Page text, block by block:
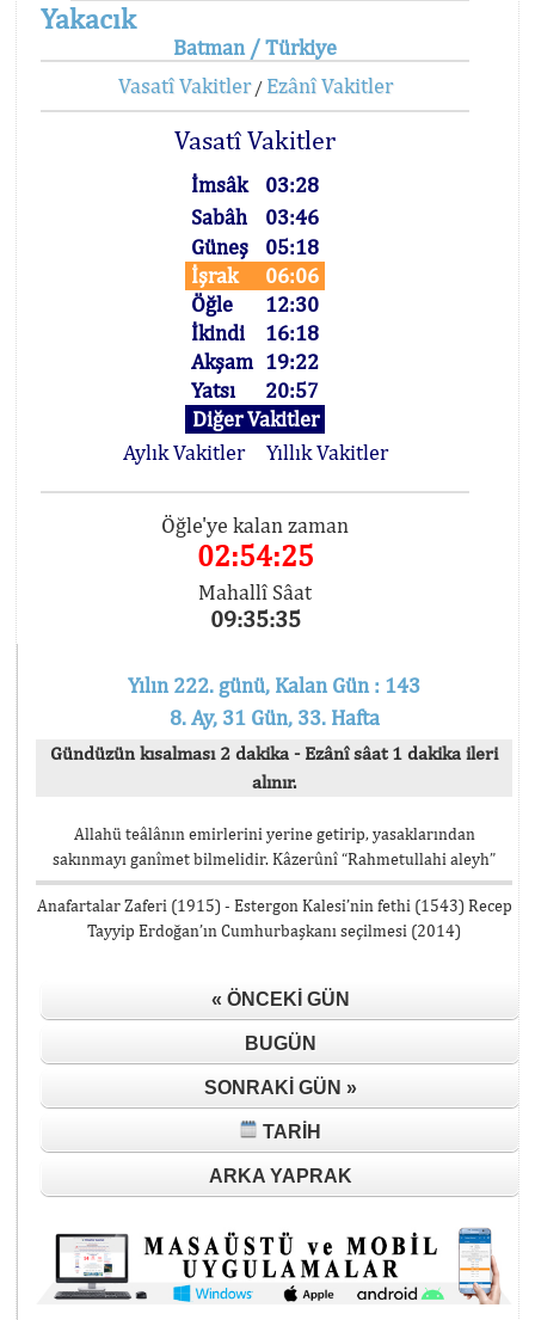
Yakacık
Batman / Türkiye
Vasatî Vakitler/ Ezânî Vakitler
Vasatî Vakitler
İmsâk
03:28
Sabâh
03:46
Güneş
05:18
İşrak
06:06
Öğle
12:30
İkindi
16:18
Akşam 19:22
Yatsı
20:57
Diğer Vakitler
Aylık Vakitler
Yıllık Vakitler
Öğle'ye kalan zaman
02:54:25
Mahallî Sâat
09:35:35
Yılın 222. günü, Kalan Gün : 143
8. Ay, 31 Gün, 33. Hafta
Gündüzün kısalması 2 dakika - Ezânî sâat 1 dakika ileri
alınır.
Allahü teâlânın emirlerini yerine getirip, yasaklarından
sakınmayı ganîmet bilmelidir. Kâzerûnî “Rahmetullahi aleyh”
Anafartalar Zaferi (1915) - Estergon Kalesi’nin fethi (1543) Recep
Tayyip Erdoğan’ın Cumhurbaşkanı seçilmesi (2014)
« ÖNCEKI GÜN
BUGÜN
SONRAKI GÜN »
TARIH
ARKA YAPRAK